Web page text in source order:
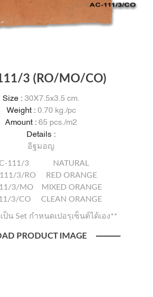
3 (RO/MO/CO)
Size : 30X7.5x3.5 cm.
Weight :0.70 kg./pc
Amount : 65 pcs./m2
Details :
อิฐมอญ
111/3 NATURAL
3/RO RED ORANGE
3/MO MIXED ORANGE
3/CO CLEAN ORANGE
ป็น Set กำหนดเปอรฺเซ็นต์ได้เอง**
PRODUCT IMAGE